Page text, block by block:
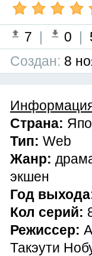
7 | 0 |
Cоздан: 8
Страна:
Тип: Web
Жанр:
экшен
Год
Кол серий:
Режиссер:
Такэути